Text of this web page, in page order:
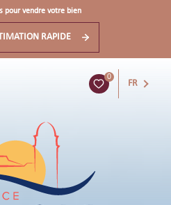
pour vendre votre bien
RAPIDE
0
FR